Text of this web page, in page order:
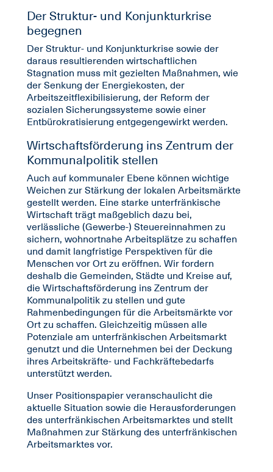
Der Struktur- und Konjunkturkrise
begegnen
Der Struktur- und Konjunkturkrise sowie der
daraus resultierenden wirtschaftlichen
Stagnation muss mit gezielten Maßnahmen, wie
der Senkung der Energiekosten, der
Arbeitszeitflexibilisierung, der Reform der
sozialen Sicherungssysteme sowie einer
Entbürokratisierung entgegengewirkt werden.
Wirtschaftsförderung ins Zentrum der
Kommunalpolitik stellen
Auch auf kommunaler Ebene können wichtige
Weichen zur Stärkung der lokalen Arbeitsmärkte
gestellt werden. Eine starke unterfränkische
Wirtschaft trägt maßgeblich dazu bei,
verlässliche (Gewerbe-) Steuereinnahmen zu
sichern, wohnortnahe Arbeitsplätze zu schaffen
und damit langfristige Perspektiven für die
Menschen vor Ort zu eröffnen. Wir fordern
deshalb die Gemeinden, Städte und Kreise auf,
die Wirtschaftsförderung ins Zentrum der
Kommunalpolitik zu stellen und gute
Rahmenbedingungen für die Arbeitsmärkte vor
Ort zu schaffen. Gleichzeitig müssen alle
Potenziale am unterfränkischen Arbeitsmarkt
genutzt und die Unternehmen bei der Deckung
ihres Arbeitskräfte- und Fachkräftebedarfs
unterstützt werden.
Unser Positionspapier veranschaulicht die
aktuelle Situation sowie die Herausforderungen
des unterfränkischen Arbeitsmarktes und stellt
Maßnahmen zur Stärkung des unterfränkischen
Arbeitsmarktes vor.